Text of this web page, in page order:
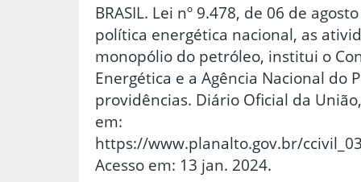
BRASIL. Lei nº 9.478, de 06 de
política energética nacional, as
monopólio do petróleo, institui o
Energética e a Agência Nacional do
providências. Diário Oficial da
em:
https://www.planalto.gov.br/
Acesso em: 13 jan. 2024.